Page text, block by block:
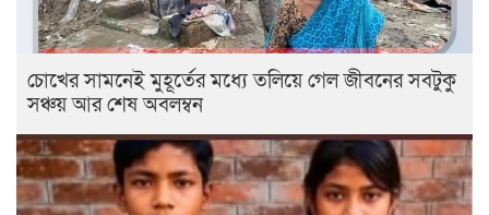
চোখের সামনেই মুহূর্তের মধ্যে তলিয়ে গেল জীবনের সবটুকু
সঞ্চয় আর শেষ অবলম্বন